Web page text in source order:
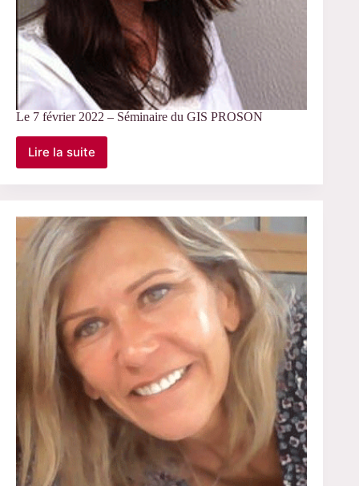
Le 7 février 2022 – Séminaire du GIS PROSON
Lire la suite
Le
–
Séminaire
du
GIS
PROSON